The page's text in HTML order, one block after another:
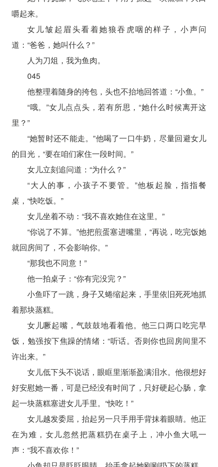
嚼起来。
女儿皱起眉头看着她狼吞虎咽的样子，小声问
道：“爸爸，她叫什么？”
人为刀俎，我为鱼肉。
045
他整理着随身的挎包，头也不抬地回答道：“小鱼。”
“哦。”女儿点点头，若有所思，“她什么时候离开这
里？”
“她暂时还不能走。”他喝了一口牛奶，尽量回避女儿
的目光，“要在咱们家住一段时间。”
女儿立刻追问道：“为什么？”
“大人的事，小孩子不要管。”他板起脸，指指餐
桌，“快吃饭。”
女儿坐着不动：“我不喜欢她住在这里。”
“你说了不算。”他把煎蛋塞进嘴里，“再说，吃完饭她
就回房间了，不会影响你。”
“那我也不同意！”
他一拍桌子：“你有完没完？”
小鱼吓了一跳，身子又蜷缩起来，手里依旧死死地抓
着那块蒸糕。
女儿噘起嘴，气鼓鼓地看着他。他三口两口吃完早
饭，勉强按下焦躁的情绪：“听话。否则你也回房间里不
许出来。”
女儿低下头不说话，眼眶里渐渐盈满泪水。他很想好
好安慰她一番，可是已经没有时间了，只好硬起心肠，拿
起一块蒸糕塞进女儿手里。“快吃！”
女儿越发委屈，抬起另一只手用手背抹着眼睛。他正
在为难，女儿忽然把蒸糕扔在桌子上，冲小鱼大吼一
声：“我不喜欢你！”